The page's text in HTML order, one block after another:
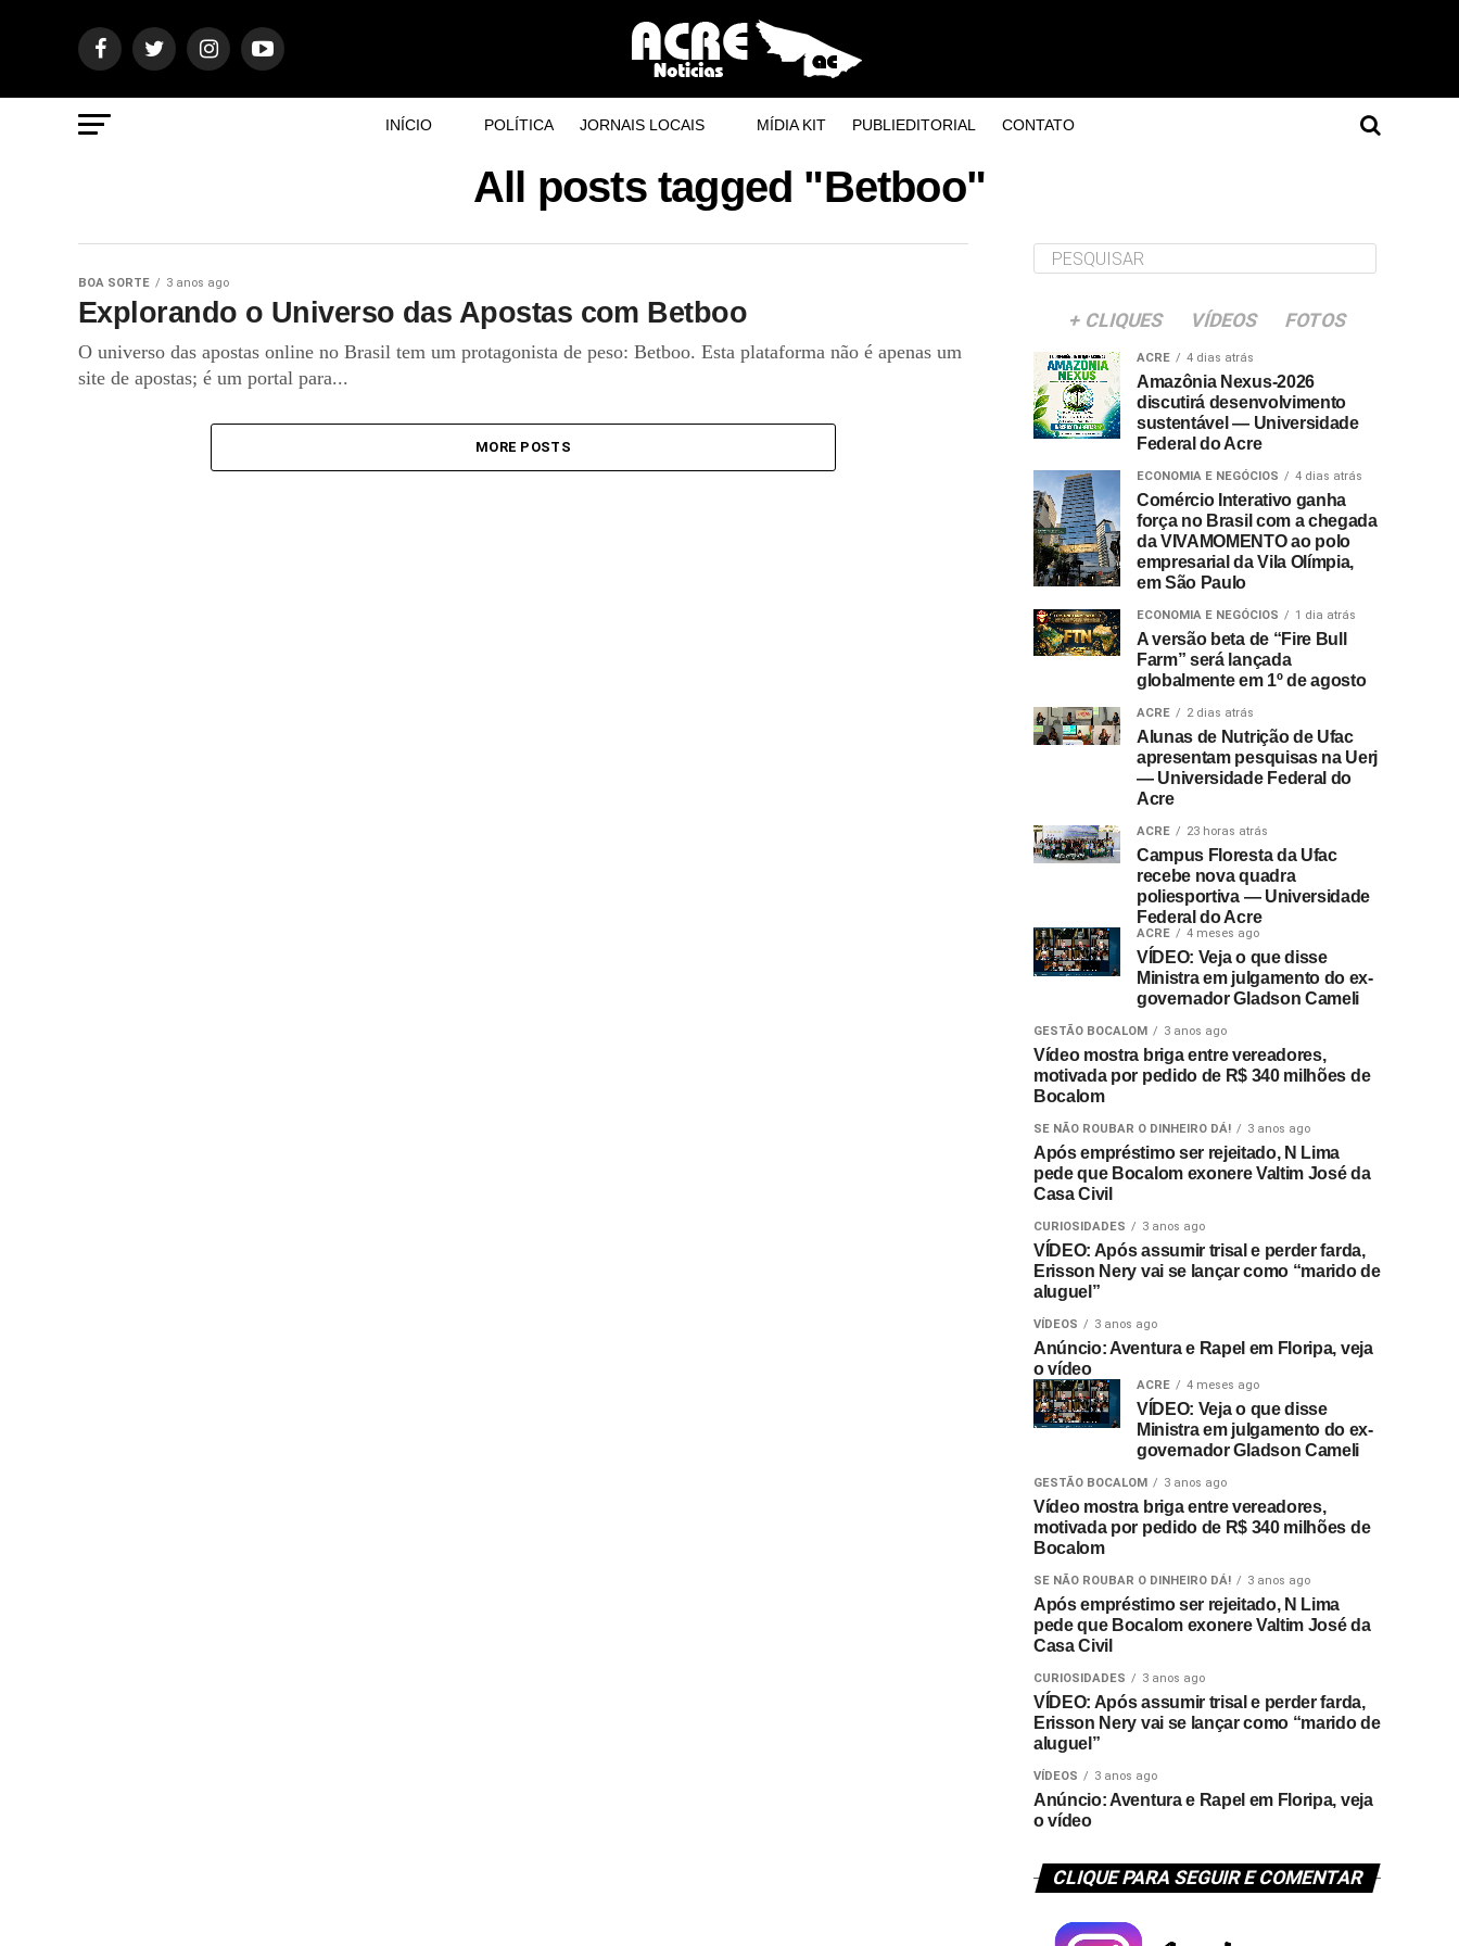
INÍCIO POLÍTICA JORNAIS LOCAIS MÍDIA KIT PUBLIEDITORIAL CONTATO
All posts tagged "Betboo"
BOA SORTE 3 anos ago
Explorando o Universo das Apostas com Betboo
O universo das apostas online no Brasil tem um protagonista de peso: Betboo. Esta plataforma não é apenas um
site de apostas; é um portal para...
MORE POSTS
+ CLIQUES VÍDEOS FOTOS
ACRE 4 dias atrás
Amazônia Nexus-2026
discutirá desenvolvimento
sustentável — Universidade
Federal do Acre
ECONOMIA E NEGÓCIOS 4 dias atrás
Comércio Interativo ganha
força no Brasil com a chegada
da VIVAMOMENTO ao polo
empresarial da Vila Olímpia,
em São Paulo
ECONOMIA E NEGÓCIOS 1 dia atrás
A versão beta de “Fire Bull
Farm” será lançada
globalmente em 1º de agosto
ACRE 2 dias atrás
Alunas de Nutrição de Ufac
apresentam pesquisas na Uerj
— Universidade Federal do
Acre
ACRE 23 horas atrás
Campus Floresta da Ufac
recebe nova quadra
poliesportiva — Universidade
Federal do Acre
ACRE 4 meses ago
VÍDEO: Veja o que disse
Ministra em julgamento do ex-
governador Gladson Cameli
GESTÃO BOCALOM 3 anos ago
Vídeo mostra briga entre vereadores,
motivada por pedido de R$ 340 milhões de
Bocalom
SE NÃO ROUBAR O DINHEIRO DÁ! 3 anos ago
Após empréstimo ser rejeitado, N Lima
pede que Bocalom exonere Valtim José da
Casa Civil
CURIOSIDADES 3 anos ago
VÍDEO: Após assumir trisal e perder farda,
Erisson Nery vai se lançar como “marido de
aluguel”
VÍDEOS 3 anos ago
Anúncio: Aventura e Rapel em Floripa, veja
o vídeo
ACRE 4 meses ago
VÍDEO: Veja o que disse
Ministra em julgamento do ex-
governador Gladson Cameli
GESTÃO BOCALOM 3 anos ago
Vídeo mostra briga entre vereadores,
motivada por pedido de R$ 340 milhões de
Bocalom
SE NÃO ROUBAR O DINHEIRO DÁ! 3 anos ago
Após empréstimo ser rejeitado, N Lima
pede que Bocalom exonere Valtim José da
Casa Civil
CURIOSIDADES 3 anos ago
VÍDEO: Após assumir trisal e perder farda,
Erisson Nery vai se lançar como “marido de
aluguel”
VÍDEOS 3 anos ago
Anúncio: Aventura e Rapel em Floripa, veja
o vídeo
CLIQUE PARA SEGUIR E COMENTAR